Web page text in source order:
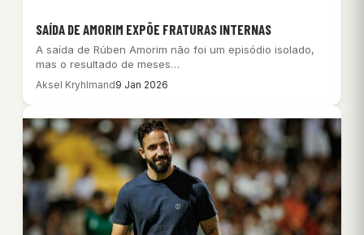
SAÍDA DE AMORIM EXPÕE FRATURAS INTERNAS
A saída de Rúben Amorim não foi um episódio isolado,
mas o resultado de meses…
Aksel Kryhlmand9 Jan 2026